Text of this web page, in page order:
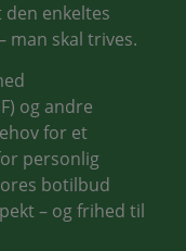
enkeltes
man skal trives.
og andre
for et
personlig
botilbud
– og frihed til